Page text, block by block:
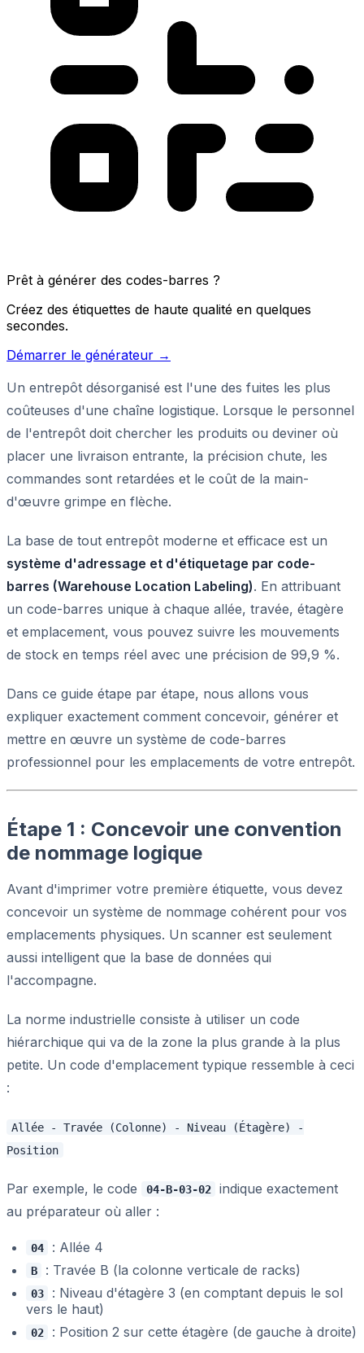
Prêt à générer des codes-barres ?
Créez des étiquettes de haute qualité en quelques
secondes.
Démarrer le générateur →
Un entrepôt désorganisé est l'une des fuites les plus
coûteuses d'une chaîne logistique. Lorsque le personnel
de l'entrepôt doit chercher les produits ou deviner où
placer une livraison entrante, la précision chute, les
commandes sont retardées et le coût de la main-
d'œuvre grimpe en flèche.
La base de tout entrepôt moderne et efficace est un
système d'adressage et d'étiquetage par code-
barres (Warehouse Location Labeling). En attribuant
un code-barres unique à chaque allée, travée, étagère
et emplacement, vous pouvez suivre les mouvements
de stock en temps réel avec une précision de 99,9 %.
Dans ce guide étape par étape, nous allons vous
expliquer exactement comment concevoir, générer et
mettre en œuvre un système de code-barres
professionnel pour les emplacements de votre entrepôt.
Étape 1 : Concevoir une convention
de nommage logique
Avant d'imprimer votre première étiquette, vous devez
concevoir un système de nommage cohérent pour vos
emplacements physiques. Un scanner est seulement
aussi intelligent que la base de données qui
l'accompagne.
La norme industrielle consiste à utiliser un code
hiérarchique qui va de la zone la plus grande à la plus
petite. Un code d'emplacement typique ressemble à ceci
:
Allée - Travée (Colonne) - Niveau (Étagère) -
Position
Par exemple, le code 04-B-03-02
indique exactement
au préparateur où aller :
04 : Allée 4
B : Travée B (la colonne verticale de racks)
03
: Niveau d'étagère 3 (en comptant depuis le sol
vers le haut)
02 : Position 2 sur cette étagère (de gauche à droite)